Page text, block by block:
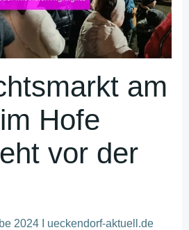
am
Hofe
vor der
2024 I ueckendorf-aktuell.de